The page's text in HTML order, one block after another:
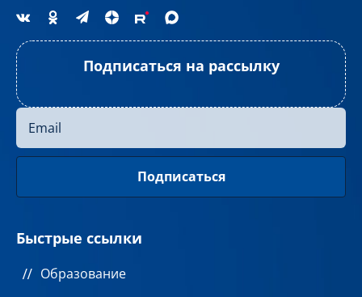
Подписаться на рассылку
Быстрые ссылки
Образование